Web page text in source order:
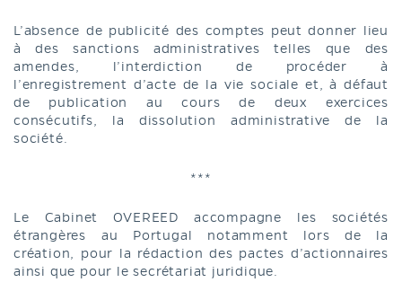
L’absence de publicité des comptes peut donner lieu
à des sanctions administratives telles que des
amendes, l’interdiction de procéder à
l’enregistrement d’acte de la vie sociale et, à défaut
de publication au cours de deux exercices
consécutifs, la dissolution administrative de la
société.
***
Le Cabinet OVEREED accompagne les sociétés
étrangères au Portugal notamment lors de la
création, pour la rédaction des pactes d’actionnaires
ainsi que pour le secrétariat juridique.